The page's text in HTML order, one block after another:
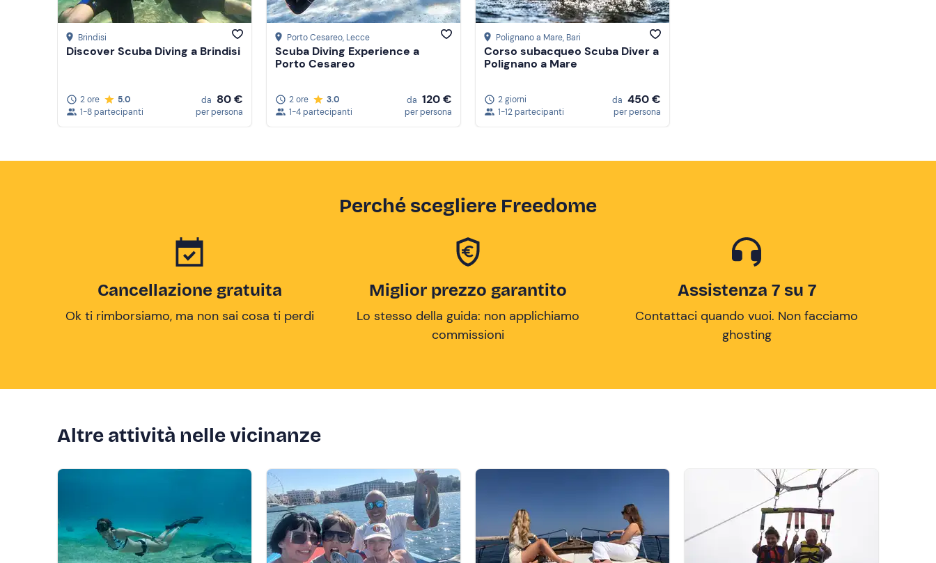
Brindisi
Discover Scuba Diving a Brindisi
2 ore
5.0
1-8 partecipanti
da 80 €
per persona
Porto Cesareo, Lecce
Scuba Diving Experience a
Porto Cesareo
2 ore
3.0
1-4 partecipanti
da 120 €
per persona
Polignano a Mare, Bari
Corso subacqueo Scuba Diver a
Polignano a Mare
2 giorni
1-12 partecipanti
da 450 €
per persona
Perché scegliere Freedome
Cancellazione gratuita
Ok ti rimborsiamo, ma non sai cosa ti perdi
Miglior prezzo garantito
Lo stesso della guida: non applichiamo
commissioni
Assistenza 7 su 7
Contattaci quando vuoi. Non facciamo
ghosting
Altre attività nelle vicinanze